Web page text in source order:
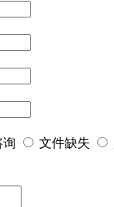
询 文件缺失